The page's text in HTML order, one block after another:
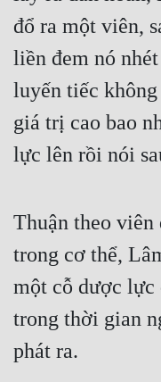
Đẹp
Tính Cách Nhân Vật :
Cơ Trí
Vô Sỉ
Điềm Đạm
đổ ra một viên,
liền đem nó
luyến tiếc
giá trị cao bao
lực lên rồi nói
Thuận theo viên
trong cơ thể,
một cỗ dược
trong thời gian
phát ra.